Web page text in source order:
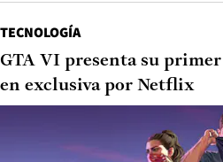
TECNOLOGÍA
GTA VI presenta su
en exclusiva por Netflix